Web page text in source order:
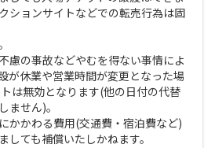
ションサイトなどでの転売行為は固
慮の事故などやむを得ない事情によ
が休業や営業時間が変更となった場
は無効となります(他の日付の代替
ません)。
かかわる費用(交通費・宿泊費など)
しても補償いたしかねます。